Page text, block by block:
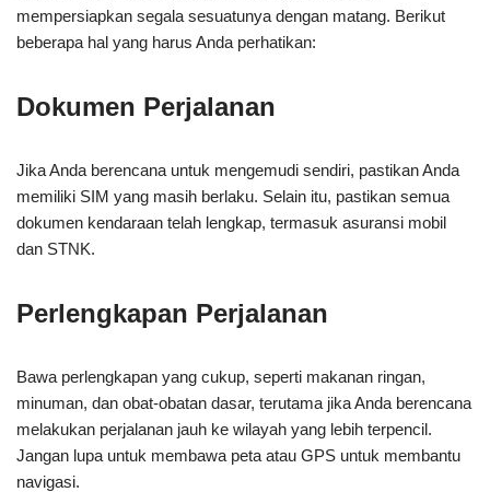
mempersiapkan segala sesuatunya dengan matang. Berikut
beberapa hal yang harus Anda perhatikan:
Dokumen Perjalanan
Jika Anda berencana untuk mengemudi sendiri, pastikan Anda
memiliki SIM yang masih berlaku. Selain itu, pastikan semua
dokumen kendaraan telah lengkap, termasuk asuransi mobil
dan STNK.
Perlengkapan Perjalanan
Bawa perlengkapan yang cukup, seperti makanan ringan,
minuman, dan obat-obatan dasar, terutama jika Anda berencana
melakukan perjalanan jauh ke wilayah yang lebih terpencil.
Jangan lupa untuk membawa peta atau GPS untuk membantu
navigasi.